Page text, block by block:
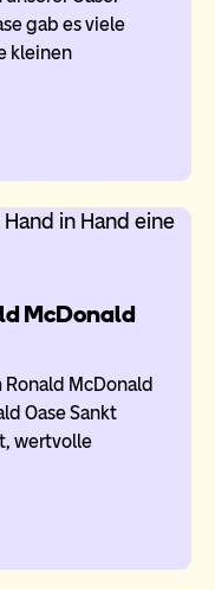
gab es viele
kleinen
McDonald
McDonald
Oase Sankt
wertvolle